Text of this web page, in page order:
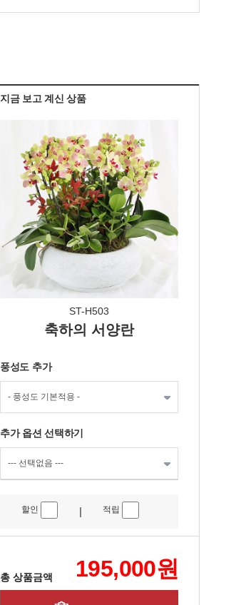
지금 보고 계신 상품
ST-H503
축하의 서양란
풍성도 추가
추가 옵션 선택하기
할인 | 적립
총 상품금액 195,000원